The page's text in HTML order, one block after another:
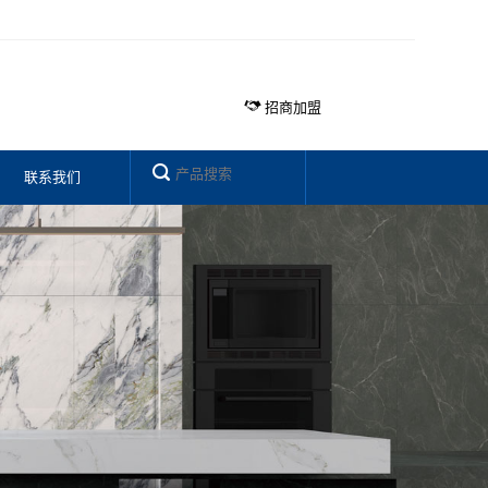
招商加盟
联系我们